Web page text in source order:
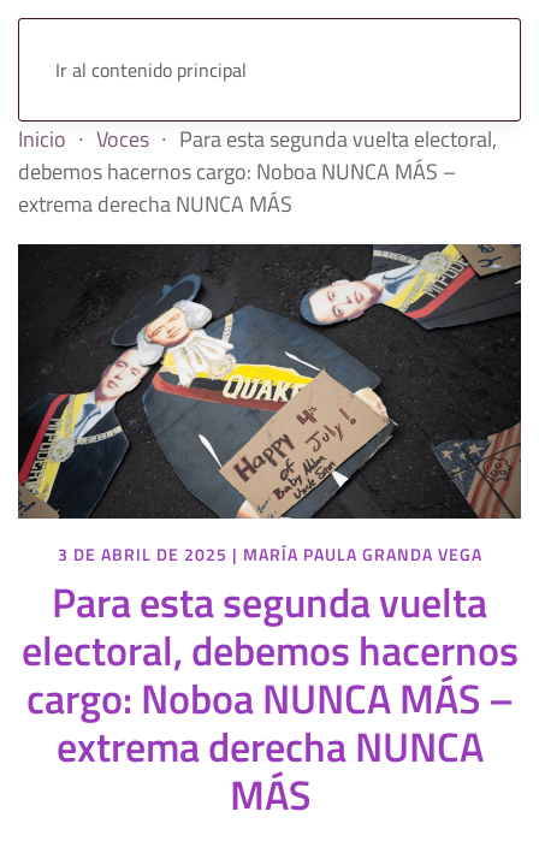
Ir al contenido principal
Inicio Voces
Para esta segunda vuelta electoral,
debemos hacernos cargo: Noboa NUNCA MÁS –
extrema derecha NUNCA MÁS
3 DE ABRIL DE 2025 | MARÍA PAULA GRANDA VEGA
Para esta segunda vuelta
electoral, debemos hacernos
cargo: Noboa NUNCA MÁS –
extrema derecha NUNCA
MÁS